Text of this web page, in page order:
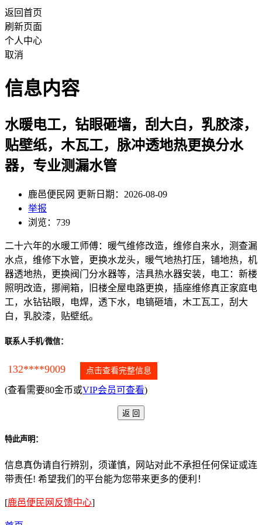
返回首页
刷新页面
个人中心
取消
信息内容
水暖电工，钻眼砸墙，刮大白，乳胶漆，
贴壁纸，木瓦工，脉冲透地热更换分水
器，专业测漏水管
鹿邑便民网 更新日期：2026-08-09
举报
浏览：739
二十六年的水暖工师傅：暖气维修改造，维修自来水，测查漏
水点，维修下水管，更换水龙头，暖气地热打压，铺地热，机
器透地热，更换阀门分水器等，洁具热水器安装，电工：新楼
照明改造，挪闸箱，旧楼全屋电路更换，插座维修真正家庭电
工，水钻钻眼，电焊，透下水，电镐砸墙，木工瓦工，刮大
白，乳胶漆，贴壁纸。
联系人手机/微信：
132****9009 点击查看完整信息
(查看需要80金币或VIP会员可查看)
特此声明：
信息真伪请自行辨别，须谨慎，网站对此不承担任何保证或连
带责任! 希望我们的平台能为您带来更多的便利！
[鹿邑便民网反馈中心]